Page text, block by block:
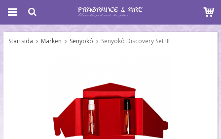
Startsida Märken Senyokó Senyokô Discovery Set III